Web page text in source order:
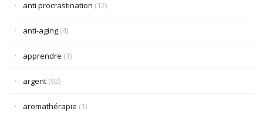
anti procrastination (12)
anti-aging (4)
apprendre (1)
argent (92)
aromathérapie (1)